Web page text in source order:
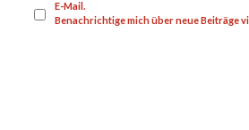
E-Mail.
Benachrichtige mich über neue Beiträge